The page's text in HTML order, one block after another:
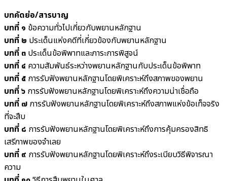
บทคัดย่อ/สารบาญ
บทที่ ๑ ข้อความทั่วไปเกี่ยวกับพยานหลักฐาน
บทที่ ๒ ประเด็นแห่งคดีที่เกี่ยวข้องกับพยานหลักฐาน
บทที่ ๓ ประเด็นข้อพิพาทและภาระการพิสูจน์
บทที่ ๔ ความสัมพันธ์ระหว่างพยานหลักฐานกับประเด็นข้อพิพาท
บทที่ ๕ การรับฟังพยานหลักฐานโดยพิเคราะห์ถึงสภาพของพยาน
บทที่ ๖ การรับฟังพยานหลักฐานโดยพิเคราะห์ถึงความน่าเชื่อถือ
บทที่ ๗ การรับฟังพยานหลักฐานโดยพิเคราะห์ถึงสภาพแห่งข้อเท็จจริง
ที่จะสืบ
บทที่ ๘ การรับฟังพยานหลักฐานโดยพิเคราะห์ถึงการคุ้มครองสิทธิ
เสรีภาพของจำเลย
บทที่ ๙ การรับฟังพยานหลักฐานโดยพิเคราะห์ถึงระเบียบวิธีพิจารณา
ความ